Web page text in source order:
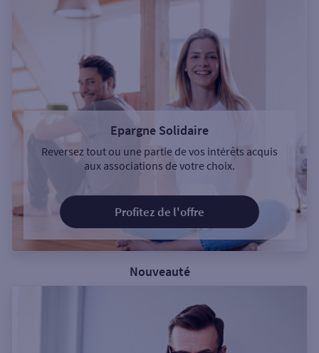
Epargne Solidaire
Reversez tout ou une partie de vos intérêts acquis
aux associations de votre choix.
Profitez de l'offre
Nouveauté